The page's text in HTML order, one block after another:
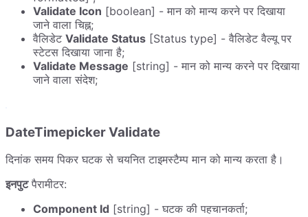
Validate Icon [boolean] - मान को मान्य करने पर दिखाया
जाने वाला चिह्न;
वैलिडेट Validate Status [Status type] - वैलिडेट वैल्यू पर
स्टेटस दिखाया जाना है;
Validate Message [string] - मान को मान्य करने पर दिखाया
जाने वाला संदेश;
DateTimepicker Validate
दिनांक समय पिकर घटक से चयनित टाइमस्टैम्प मान को मान्य करता है।
इनपुटपैरामीटर:
Component Id [string] - घटक की पहचानकर्ता;